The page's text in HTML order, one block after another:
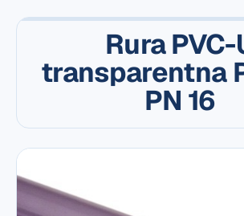
Rura PVC-
transparentna
PN 16